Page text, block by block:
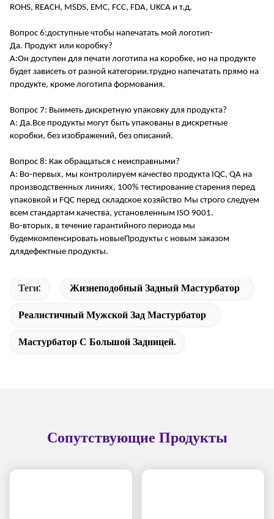
ROHS, REACH, MSDS, EMC, FCC, FDA, UKCA и т.д.
Вопрос 6:доступные чтобы напечатать мой логотип-
Да. Продукт или коробку?
А:Он доступен для печати логотипа на коробке, но на продукте
будет зависеть от разной категории.трудно напечатать прямо на
продукте, кроме логотипа формования.
Вопрос 7: Выиметь дискретную упаковку для продукта?
А: Да.Все продукты могут быть упакованы в дискретные
коробки, без изображений, без описаний.
Вопрос 8: Как обращаться с неисправными?
A: Во-первых, мы контролируем качество продукта IQC, QA на
производственных линиях, 100% тестирование старения перед
упаковкой и FQC перед складское хозяйство Мы строго следуем
всем стандартам качества, установленным ISO 9001.
Во-вторых, в течение гарантийного периода мы
будемкомпенсировать новыеПродукты с новым заказом
длядефектные продукты.
Теги:
Жизнеподобный Задный Мастурбатор
Реалистичный Мужской Зад Мастурбатор
Мастурбатор С Большой Задницей.
Сопутствующие Продукты